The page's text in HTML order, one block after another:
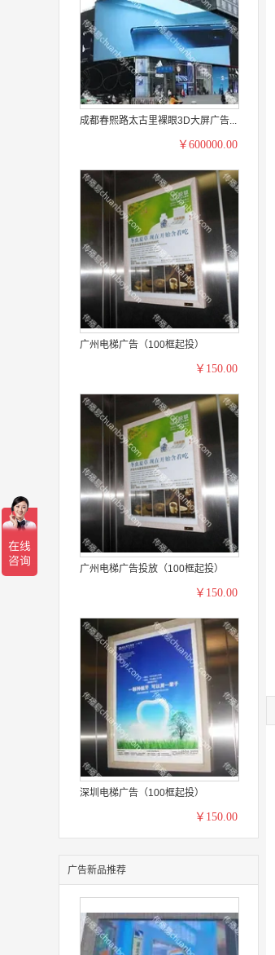
成都春熙路太古里裸眼3D大屏广告...
￥600000.00
广州电梯广告（100框起投）
￥150.00
广州电梯广告投放（100框起投）
￥150.00
深圳电梯广告（100框起投）
￥150.00
广告新品推荐